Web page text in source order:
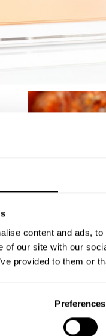
content and ads,
of our site with our
provided to them or
Preferences